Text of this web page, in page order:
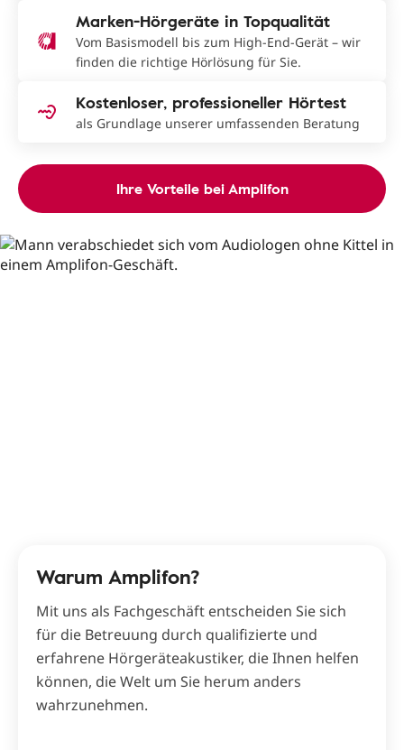
Marken-Hörgeräte in Topqualität
Vom Basismodell bis zum High-End-Gerät – wir
finden die richtige Hörlösung für Sie.
Kostenloser, professioneller Hörtest
als Grundlage unserer umfassenden Beratung
Ihre Vorteile bei Amplifon
Warum Amplifon?
Mit uns als Fachgeschäft entscheiden Sie sich
für die Betreuung durch qualifizierte und
erfahrene Hörgeräteakustiker, die Ihnen helfen
können, die Welt um Sie herum anders
wahrzunehmen.